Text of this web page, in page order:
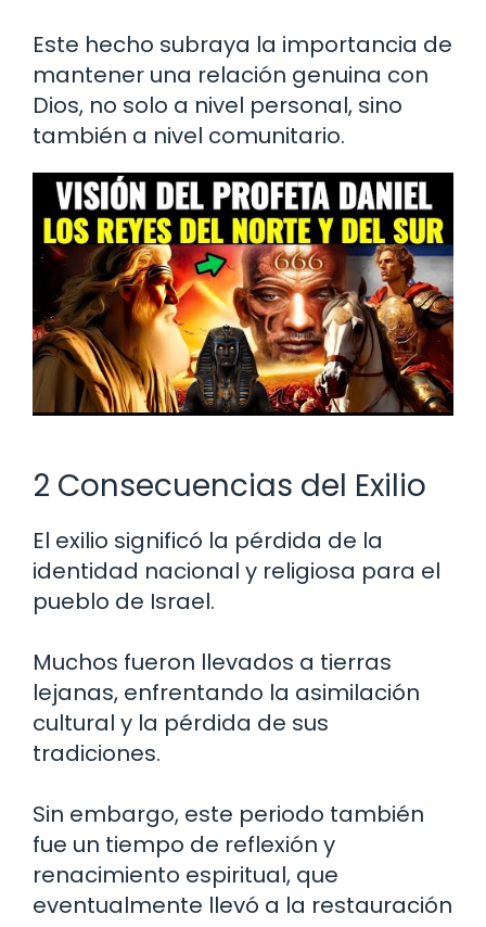
Este hecho subraya la importancia de
mantener una relación genuina con
Dios, no solo a nivel personal, sino
también a nivel comunitario.
2 Consecuencias del Exilio
El exilio significó la pérdida de la
identidad nacional y religiosa para el
pueblo de Israel.
Muchos fueron llevados a tierras
lejanas, enfrentando la asimilación
cultural y la pérdida de sus
tradiciones.
Sin embargo, este periodo también
fue un tiempo de reflexión y
renacimiento espiritual, que
eventualmente llevó a la restauración